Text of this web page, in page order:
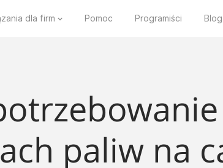
dla firm Pomoc Programiści Blog
paliw na